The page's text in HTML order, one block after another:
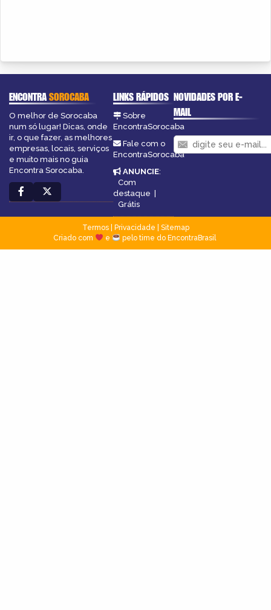
ENCONTRASOROCABA
O melhor de Sorocaba
num só lugar! Dicas, onde
ir, o que fazer, as melhores
empresas, locais, serviços
e muito mais no guia
Encontra Sorocaba.
LINKS RÁPIDOS
Sobre
EncontraSorocaba
Fale com o
EncontraSorocaba
ANUNCIE:
Com
destaque |
Grátis
NOVIDADES POR E-
MAIL
Termos| Privacidade
Sitemap
Criado com
e pelo time do EncontraBrasil